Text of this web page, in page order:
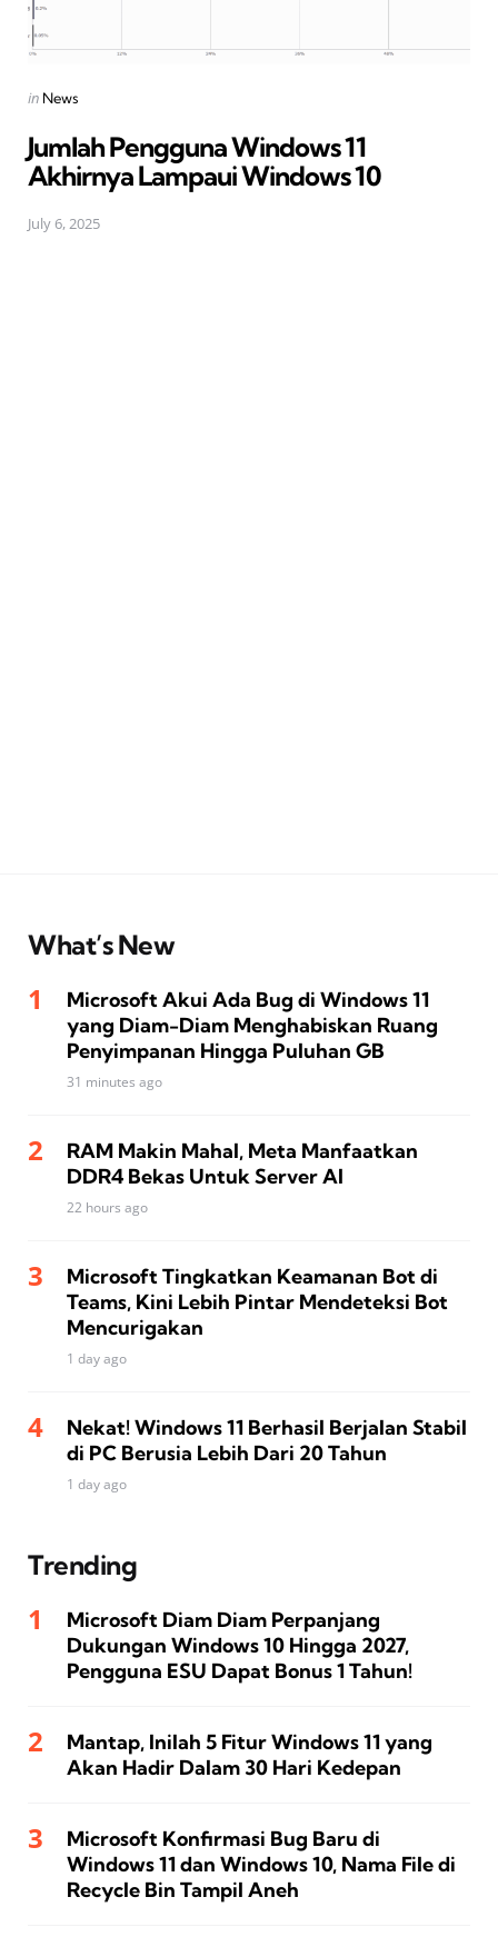
Posted
in News
Jumlah Pengguna Windows 11
Akhirnya Lampaui Windows 10
July 6, 2025
What’s New
Microsoft Akui Ada Bug di Windows 11
yang Diam-Diam Menghabiskan Ruang
Penyimpanan Hingga Puluhan GB
31 minutes ago
RAM Makin Mahal, Meta Manfaatkan
DDR4 Bekas Untuk Server AI
22 hours ago
Microsoft Tingkatkan Keamanan Bot di
Teams, Kini Lebih Pintar Mendeteksi Bot
Mencurigakan
1 day ago
Nekat! Windows 11 Berhasil Berjalan Stabil
di PC Berusia Lebih Dari 20 Tahun
1 day ago
Trending
Microsoft Diam Diam Perpanjang
Dukungan Windows 10 Hingga 2027,
Pengguna ESU Dapat Bonus 1 Tahun!
Mantap, Inilah 5 Fitur Windows 11 yang
Akan Hadir Dalam 30 Hari Kedepan
Microsoft Konfirmasi Bug Baru di
Windows 11 dan Windows 10, Nama File di
Recycle Bin Tampil Aneh